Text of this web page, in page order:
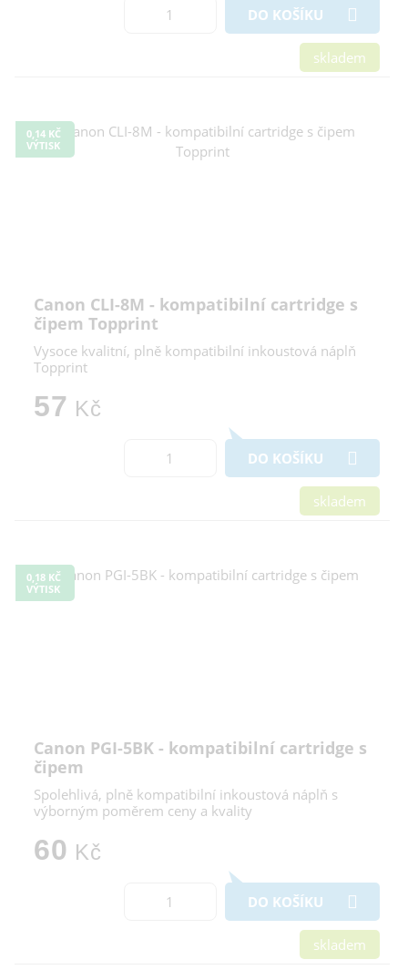
DO KOŠÍKU
skladem
0,14 KČ
VÝTISK
Canon CLI-8M - kompatibilní cartridge s
čipem Topprint
Vysoce kvalitní, plně kompatibilní inkoustová náplň
Topprint
57 Kč
DO KOŠÍKU
skladem
0,18 KČ
VÝTISK
Canon PGI-5BK - kompatibilní cartridge s
čipem
Spolehlivá, plně kompatibilní inkoustová náplň s
výborným poměrem ceny a kvality
60 Kč
DO KOŠÍKU
skladem